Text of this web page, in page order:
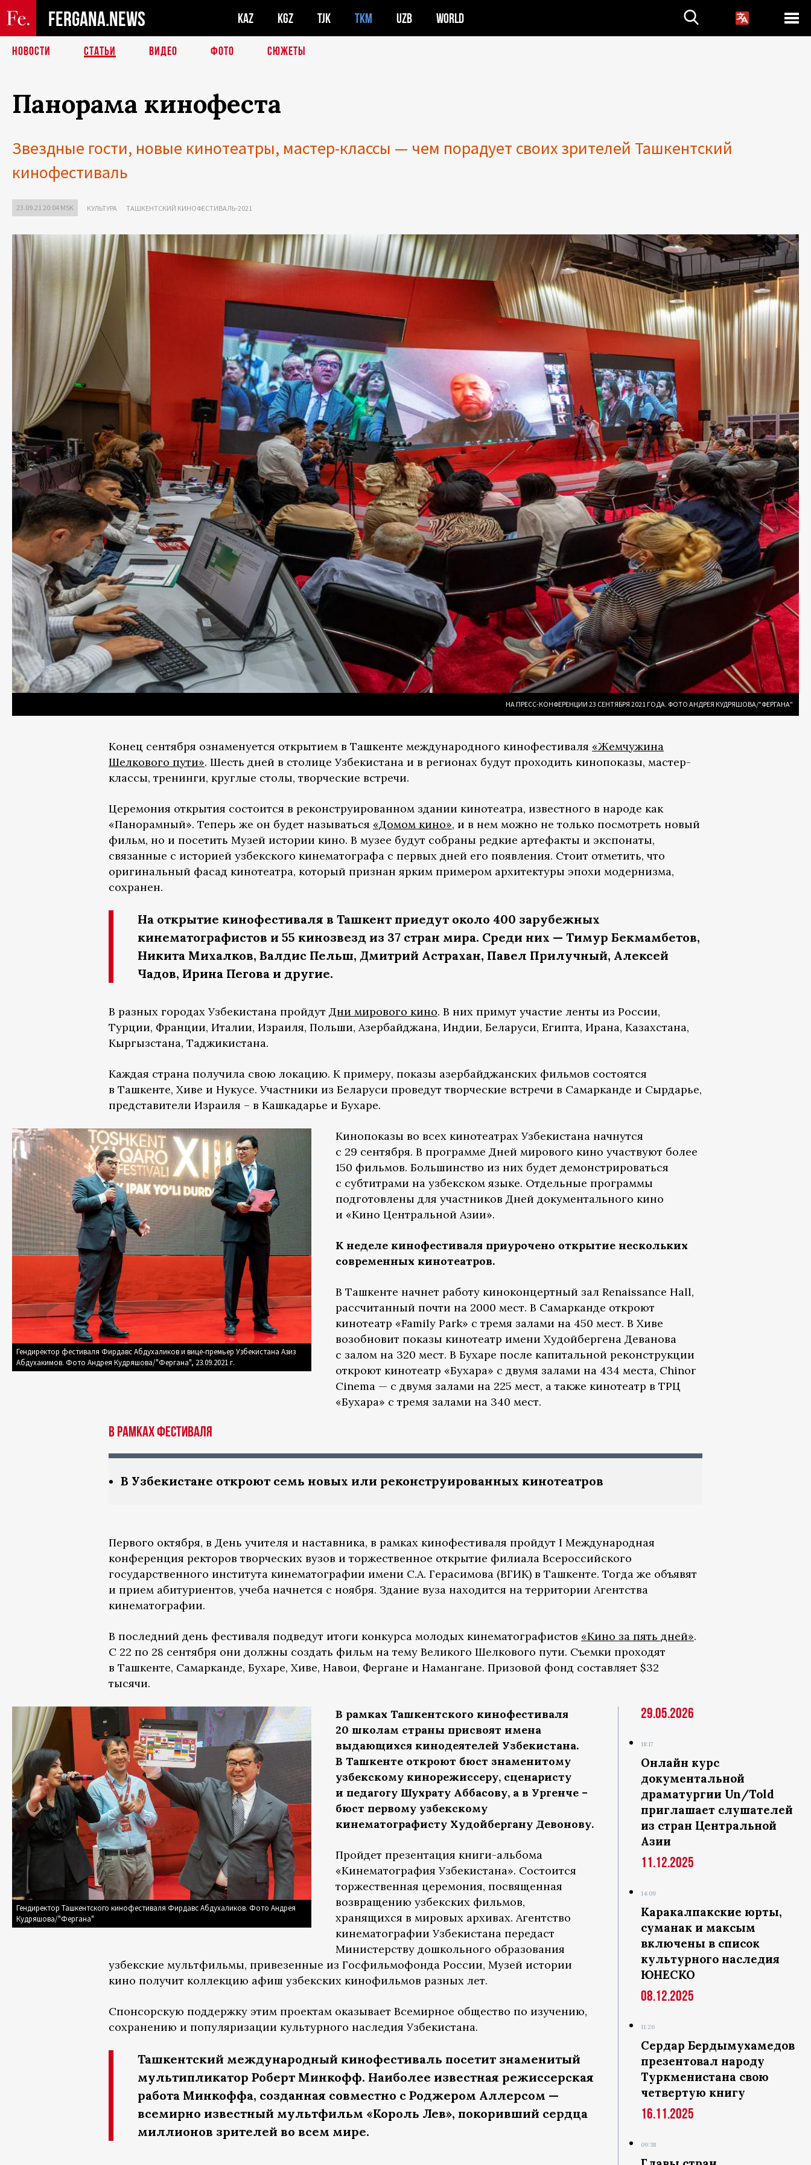
FERGANA.NEWS KAZ KGZ TJK TKM UZB WORLD
НОВОСТИ СТАТЬИ ВИДЕО ФОТО СЮЖЕТЫ
Панорама кинофеста
Звездные гости, новые кинотеатры, мастер-классы — чем порадует своих зрителей Ташкентский
кинофестиваль
23.09.21 20:04 MSK КУЛЬТУРА ТАШКЕНТСКИЙ КИНОФЕСТИВАЛЬ-2021
НА ПРЕСС-КОНФЕРЕНЦИИ 23 СЕНТЯБРЯ 2021 ГОДА. ФОТО АНДРЕЯ КУДРЯШОВА/"ФЕРГАНА"
Конец сентября ознаменуется открытием в Ташкенте международного кинофестиваля «Жемчужина
Шелкового пути». Шесть дней в столице Узбекистана и в регионах будут проходить кинопоказы, мастер-
классы, тренинги, круглые столы, творческие встречи.
Церемония открытия состоится в реконструированном здании кинотеатра, известного в народе как
«Панорамный». Теперь же он будет называться «Домом кино», и в нем можно не только посмотреть новый
фильм, но и посетить Музей истории кино. В музее будут собраны редкие артефакты и экспонаты,
связанные с историей узбекского кинематографа с первых дней его появления. Стоит отметить, что
оригинальный фасад кинотеатра, который признан ярким примером архитектуры эпохи модернизма,
сохранен.
На открытие кинофестиваля в Ташкент приедут около 400 зарубежных
кинематографистов и 55 кинозвезд из 37 стран мира. Среди них — Тимур Бекмамбетов,
Никита Михалков, Валдис Пельш, Дмитрий Астрахан, Павел Прилучный, Алексей
Чадов, Ирина Пегова и другие.
В разных городах Узбекистана пройдут Дни мирового кино. В них примут участие ленты из России,
Турции, Франции, Италии, Израиля, Польши, Азербайджана, Индии, Беларуси, Египта, Ирана, Казахстана,
Кыргызстана, Таджикистана.
Каждая страна получила свою локацию. К примеру, показы азербайджанских фильмов состоятся
в Ташкенте, Хиве и Нукусе. Участники из Беларуси проведут творческие встречи в Самарканде и Сырдарье,
представители Израиля – в Кашкадарье и Бухаре.
Гендиректор фестиваля Фирдавс Абдухаликов и вице-премьер Узбекистана Азиз
Абдухакимов. Фото Андрея Кудряшова/"Фергана", 23.09.2021 г.
Кинопоказы во всех кинотеатрах Узбекистана начнутся
с 29 сентября. В программе Дней мирового кино участвуют более
150 фильмов. Большинство из них будет демонстрироваться
с субтитрами на узбекском языке. Отдельные программы
подготовлены для участников Дней документального кино
и «Кино Центральной Азии».
К неделе кинофестиваля приурочено открытие нескольких
современных кинотеатров.
В Ташкенте начнет работу киноконцертный зал Renaissance Hall,
рассчитанный почти на 2000 мест. В Самарканде откроют
кинотеатр «Family Park» с тремя залами на 450 мест. В Хиве
возобновит показы кинотеатр имени Худойбергена Деванова
с залом на 320 мест. В Бухаре после капитальной реконструкции
откроют кинотеатр «Бухара» с двумя залами на 434 места, Chinor
Cinema — с двумя залами на 225 мест, а также кинотеатр в ТРЦ
«Бухара» с тремя залами на 340 мест.
В РАМКАХ ФЕСТИВАЛЯ
В Узбекистане откроют семь новых или реконструированных кинотеатров
Первого октября, в День учителя и наставника, в рамках кинофестиваля пройдут I Международная
конференция ректоров творческих вузов и торжественное открытие филиала Всероссийского
государственного института кинематографии имени С.А. Герасимова (ВГИК) в Ташкенте. Тогда же объявят
и прием абитуриентов, учеба начнется с ноября. Здание вуза находится на территории Агентства
кинематографии.
В последний день фестиваля подведут итоги конкурса молодых кинематографистов «Кино за пять дней».
С 22 по 28 сентября они должны создать фильм на тему Великого Шелкового пути. Съемки проходят
в Ташкенте, Самарканде, Бухаре, Хиве, Навои, Фергане и Намангане. Призовой фонд составляет $32
тысячи.
29.05.2026
18:17
Онлайн курс
документальной
драматургии Un/Told
приглашает слушателей
из стран Центральной
Азии
11.12.2025
14:09
Каракалпакские юрты,
суманак и максым
включены в список
культурного наследия
ЮНЕСКО
08.12.2025
11:26
Сердар Бердымухамедов
презентовал народу
Туркменистана свою
четвертую книгу
16.11.2025
09:38
Гендиректор Ташкентского кинофестиваля Фирдавс Абдухаликов. Фото Андрея
Кудряшова/"Фергана"
В рамках Ташкентского кинофестиваля
20 школам страны присвоят имена
выдающихся кинодеятелей Узбекистана.
В Ташкенте откроют бюст знаменитому
узбекскому кинорежиссеру, сценаристу
и педагогу Шухрату Аббасову, а в Ургенче –
бюст первому узбекскому
кинематографисту Худойбергану Девонову.
Пройдет презентация книги-альбома
«Кинематография Узбекистана». Состоится
торжественная церемония, посвященная
возвращению узбекских фильмов,
хранящихся в мировых архивах. Агентство
кинематографии Узбекистана передаст
Министерству дошкольного образования
узбекские мультфильмы, привезенные из Госфильмофонда России, Музей истории
кино получит коллекцию афиш узбекских кинофильмов разных лет.
Спонсорскую поддержку этим проектам оказывает Всемирное общество по изучению,
сохранению и популяризации культурного наследия Узбекистана.
Ташкентский международный кинофестиваль посетит знаменитый
мультипликатор Роберт Минкофф. Наиболее известная режиссерская
работа Минкоффа, созданная совместно с Роджером Аллерсом —
всемирно известный мультфильм «Король Лев», покоривший сердца
миллионов зрителей во всем мире.